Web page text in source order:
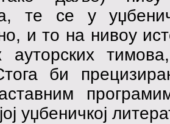
те се у
и то на нивоу
ауторских
би
уџбеничкој